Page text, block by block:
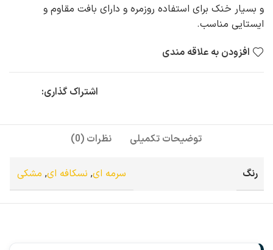
و بسیار خنک برای استفاده روزمره و دارای بافت مقاوم و
ایستایی مناسب.
افزودن به علاقه مندی
اشتراک گذاری:
توضیحات تکمیلی نظرات (0)
رنگ سرمه ای, نسکافه ای, مشکی